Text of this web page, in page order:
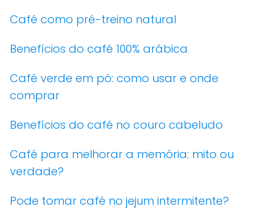
Café como pré-treino natural
Benefícios do café 100% arábica
Café verde em pó: como usar e onde
comprar
Benefícios do café no couro cabeludo
Café para melhorar a memória: mito ou
verdade?
Pode tomar café no jejum intermitente?